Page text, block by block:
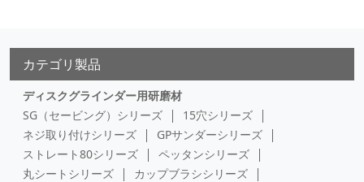
カテゴリ製品
ディスクグラインダー用研磨材
SG（セービング）シリーズ
15穴シリーズ
ネジ取り付けシリーズ
GPサンダーシリーズ
ストレート80シリーズ
ペッタンシリーズ
丸シートシリーズ
カップブラシシリーズ